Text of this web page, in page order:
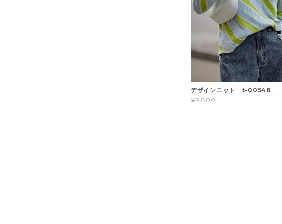
デザインニット t-00546
¥9,800